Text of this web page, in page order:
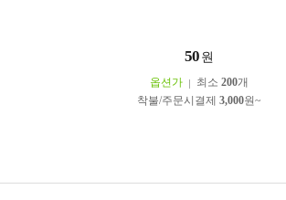
50 원
옵션가 최소 200개
착불/주문시결제 3,000원~